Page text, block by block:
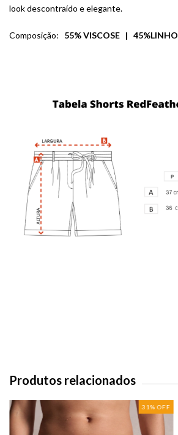
look descontraído e elegante.
Composição: 55% VISCOSE | 45%LINHO
Produtos relacionados
31%OFF